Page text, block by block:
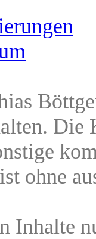
Die
ohne
Inhalte